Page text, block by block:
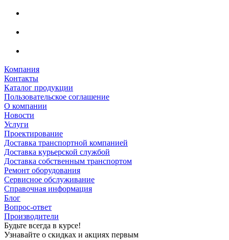
Компания
Контакты
Каталог продукции
Пользовательское соглашение
О компании
Новости
Услуги
Проектирование
Доставка транспортной компанией
Доставка курьерской службой
Доставка собственным транспортом
Ремонт оборудования
Сервисное обслуживание
Справочная информация
Блог
Вопрос-ответ
Производители
Будьте всегда в курсе!
Узнавайте о скидках и акциях первым